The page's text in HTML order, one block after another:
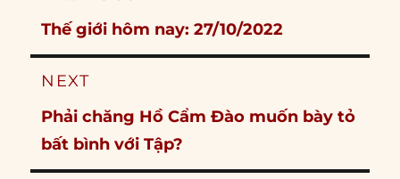
Previous
post:
Thế giới hôm nay: 27/10/2022
NEXT
Next
post:
Phải chăng Hồ Cẩm Đào muốn bày tỏ
bất bình với Tập?